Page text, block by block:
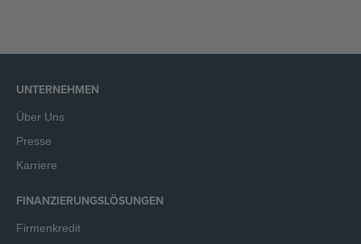
UNTERNEHMEN
Über Uns
Presse
Karriere
FINANZIERUNGSLÖSUNGEN
Firmenkredit